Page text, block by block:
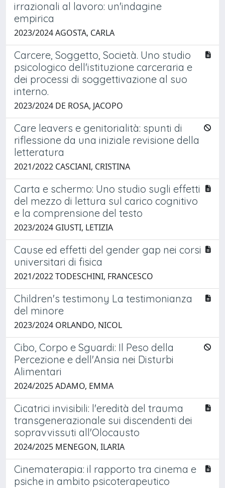
irrazionali al lavoro: un'indagine
empirica
2023/2024 AGOSTA, CARLA
Carcere, Soggetto, Società. Uno studio
psicologico dell'istituzione carceraria e
dei processi di soggettivazione al suo
interno.
2023/2024 DE ROSA, JACOPO
Care leavers e genitorialità: spunti di
riflessione da una iniziale revisione della
letteratura
2021/2022 CASCIANI, CRISTINA
Carta e schermo: Uno studio sugli effetti
del mezzo di lettura sul carico cognitivo
e la comprensione del testo
2023/2024 GIUSTI, LETIZIA
Cause ed effetti del gender gap nei corsi
universitari di fisica
2021/2022 TODESCHINI, FRANCESCO
Children's testimony La testimonianza
del minore
2023/2024 ORLANDO, NICOL
Cibo, Corpo e Sguardi: Il Peso della
Percezione e dell'Ansia nei Disturbi
Alimentari
2024/2025 ADAMO, EMMA
Cicatrici invisibili: l'eredità del trauma
transgenerazionale sui discendenti dei
sopravvissuti all'Olocausto
2024/2025 MENEGON, ILARIA
Cinematerapia: il rapporto tra cinema e
psiche in ambito psicoterapeutico